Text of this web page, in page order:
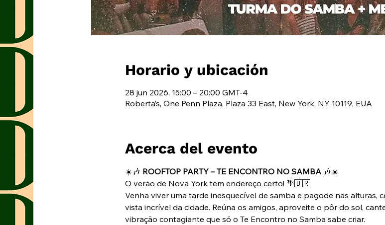
Horario y ubicación
28 jun 2026, 15:00 – 20:00 GMT-4
Roberta’s, One Penn Plaza, Plaza 33 East, New York, NY 10119, EUA
Acerca del evento
☀️🎶 ROOFTOP PARTY – TE ENCONTRO NO SAMBA 🎶☀️
O verão de Nova York tem endereço certo! 🌴🇧🇷
Venha viver uma tarde inesquecível de samba e pagode nas alturas,
vista incrível da cidade. Reúna os amigos, aproveite o pôr do sol,
vibração contagiante que só o Te Encontro no Samba sabe criar.